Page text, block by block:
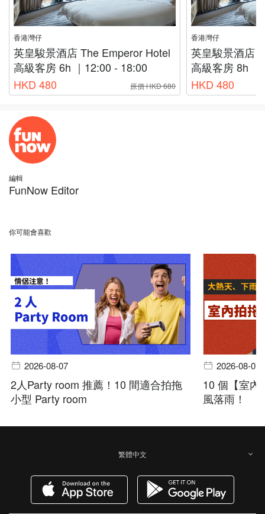
香港灣仔
英皇駿景酒店 The Emperor Hotel
高級客房 6h ｜12:00 - 18:00
原價 HKD 680
HKD 480
香港灣仔
英皇駿景酒店
高級客房 8h
HKD 480
編輯
FunNow Editor
你可能會喜歡
2026-08-07
2人Party room 推薦！10 間適合拍拖
小型 Party room
2026-08-07
10 個【室內
風落雨！
繁體中文